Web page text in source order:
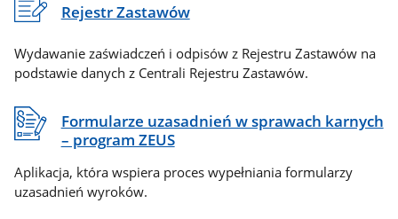
Rejestr Zastawów
Wydawanie zaświadczeń i odpisów z Rejestru Zastawów na
podstawie danych z Centrali Rejestru Zastawów.
Formularze uzasadnień w sprawach karnych
– program ZEUS
Aplikacja, która wspiera proces wypełniania formularzy
uzasadnień wyroków.